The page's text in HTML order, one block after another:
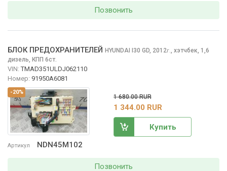
Позвонить
-20%
Артикул NDN45M102
БЛОК ПРЕДОХРАНИТЕЛЕЙ HYUNDAI I30 GD, 2012г., хэтчбек, 1,6
дизель, КПП 6ст.
VIN: TMAD351ULDJ062110
Номер: 91950A6081
1 680.00 RUR
1 344.00 RUR
Купить
Позвонить